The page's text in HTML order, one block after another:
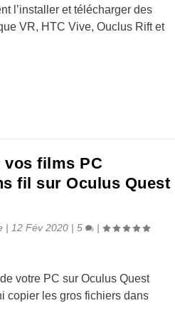
l’installer et télécharger des
VR, HTC Vive, Ouclus Rift et
vos films PC
fil sur Oculus Quest
| 12 Fév 2020| 5 |
votre PC sur Oculus Quest
copier les gros fichiers dans